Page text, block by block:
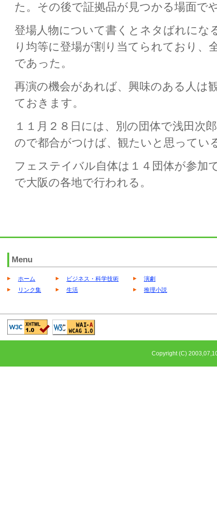
た。その後で証拠品が見つかる場面で
登場人物について書くとネタばれにな
り均等に登場が割り当てられており、
であった。
再演の機会があれば、興味のある人は
ておきます。
１１月２８日には、別の団体で浅田次
ので都合がつけば、観たいと思ってい
フェステイバル自体は１４団体が参加
で大阪の各地で行われる。
Menu
ホーム
リンク集
ビジネス・科学技術
生活
演劇
推理小説
Copyright (C)